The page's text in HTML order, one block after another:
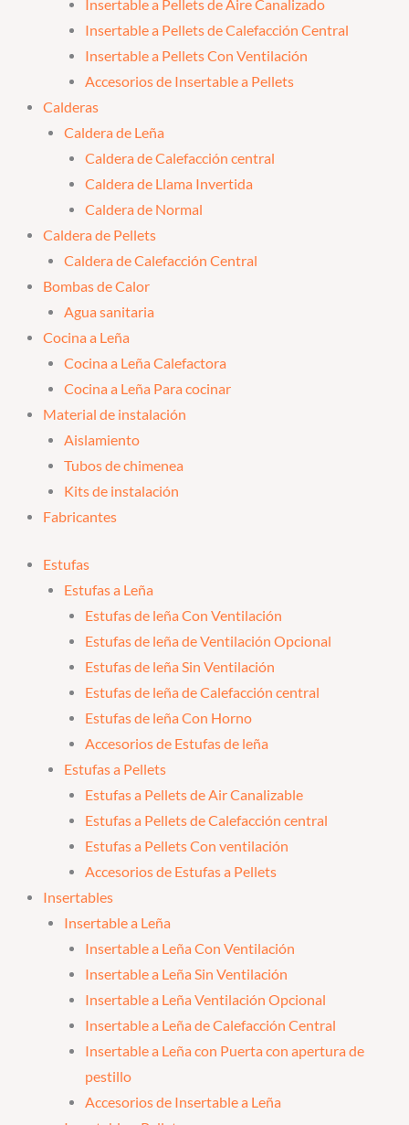
Insertable a Pellets de Aire Canalizado
Insertable a Pellets de Calefacción Central
Insertable a Pellets Con Ventilación
Accesorios de Insertable a Pellets
Calderas
Caldera de Leña
Caldera de Calefacción central
Caldera de Llama Invertida
Caldera de Normal
Caldera de Pellets
Caldera de Calefacción Central
Bombas de Calor
Agua sanitaria
Cocina a Leña
Cocina a Leña Calefactora
Cocina a Leña Para cocinar
Material de instalación
Aislamiento
Tubos de chimenea
Kits de instalación
Fabricantes
Estufas
Estufas a Leña
Estufas de leña Con Ventilación
Estufas de leña de Ventilación Opcional
Estufas de leña Sin Ventilación
Estufas de leña de Calefacción central
Estufas de leña Con Horno
Accesorios de Estufas de leña
Estufas a Pellets
Estufas a Pellets de Air Canalizable
Estufas a Pellets de Calefacción central
Estufas a Pellets Con ventilación
Accesorios de Estufas a Pellets
Insertables
Insertable a Leña
Insertable a Leña Con Ventilación
Insertable a Leña Sin Ventilación
Insertable a Leña Ventilación Opcional
Insertable a Leña de Calefacción Central
Insertable a Leña con Puerta con apertura de
pestillo
Accesorios de Insertable a Leña